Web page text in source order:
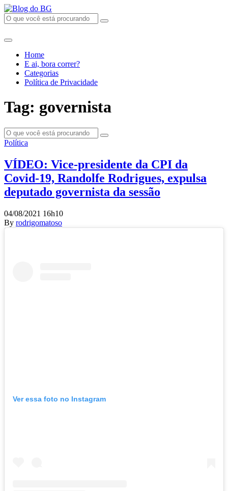
Home
E ai, bora correr?
Categorias
Política de Privacidade
Tag: governista
Política
VÍDEO: Vice-presidente da CPI da
Covid-19, Randolfe Rodrigues, expulsa
deputado governista da sessão
04/08/2021 16h10
By rodrigomatoso
Ver essa foto no Instagram